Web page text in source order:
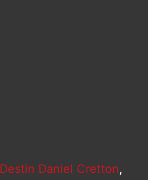
Destin Daniel Cretton,